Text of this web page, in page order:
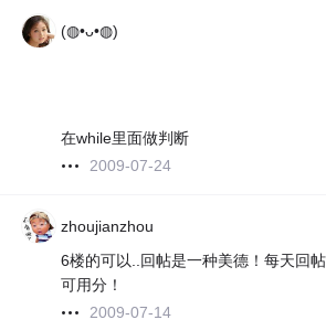
(◍•ᴗ•◍)ゝ
在while里面做判断
2009-07-24
zhoujianzhou
6楼的可以..回帖是一种美德！每天回
可用分！
2009-07-14